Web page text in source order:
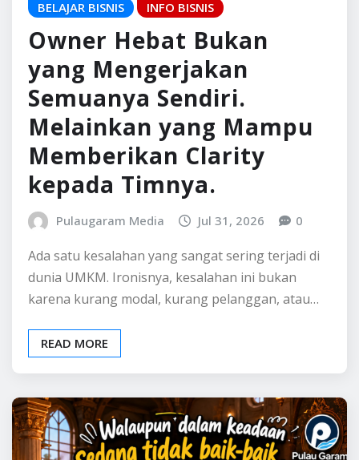
BELAJAR BISNIS INFO BISNIS
Owner Hebat Bukan
yang Mengerjakan
Semuanya Sendiri.
Melainkan yang Mampu
Memberikan Clarity
kepada Timnya.
Pulaugaram Media Jul 31, 2026 0
Ada satu kesalahan yang sangat sering terjadi di
dunia UMKM. Ironisnya, kesalahan ini bukan
karena kurang modal, kurang pelanggan, atau…
READ MORE